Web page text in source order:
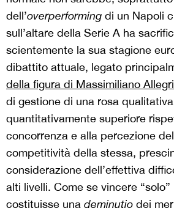
dell’overperforming di un Napoli
sull’altare della Serie A ha
scientemente la sua stagione
dibattito attuale, legato
della figura di Massimiliano Allegri
di gestione di una rosa
quantitativamente superiore
concorrenza e alla percezione
competitività della stessa,
considerazione dell’effettiva
alti livelli. Come se vincere
costituisse una deminutio dei